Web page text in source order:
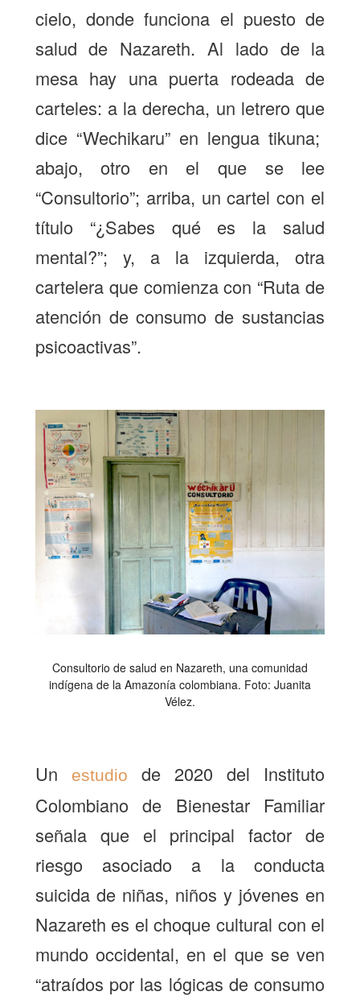
cielo, donde funciona el puesto de
salud de Nazareth. Al lado de la
mesa hay una puerta rodeada de
carteles: a la derecha, un letrero que
dice “Wechikaru” en lengua tikuna;
abajo, otro en el que se lee
“Consultorio”; arriba, un cartel con el
título “¿Sabes qué es la salud
mental?”; y, a la izquierda, otra
cartelera que comienza con “Ruta de
atención de consumo de sustancias
psicoactivas”.
Consultorio de salud en Nazareth, una comunidad
indígena de la Amazonía colombiana. Foto: Juanita
Vélez.
Un estudio
de 2020 del Instituto
Colombiano de Bienestar Familiar
señala que el principal factor de
riesgo asociado a la conducta
suicida de niñas, niños y jóvenes en
Nazareth es el choque cultural con el
mundo occidental, en el que se ven
“atraídos por las lógicas de consumo